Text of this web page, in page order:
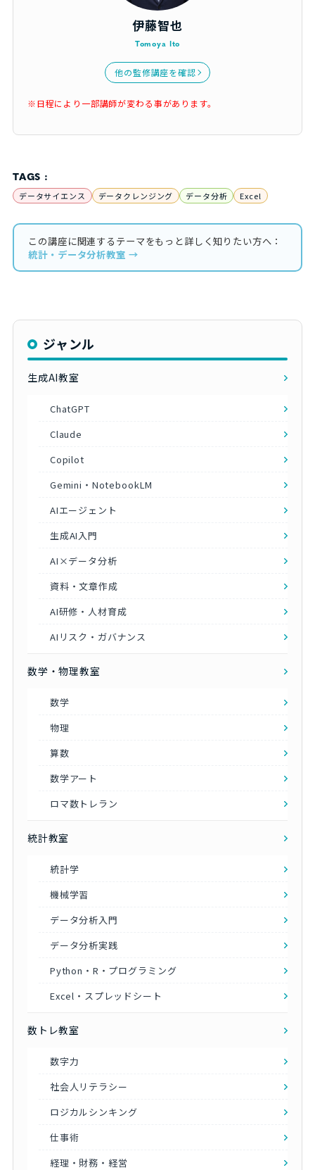
伊藤智也
Tomoya Ito
他の監修講座を確認
※日程により一部講師が変わる事があります。
TAGS :
データサイエンス データクレンジング データ分析 Excel
この講座に関連するテーマをもっと詳しく知りたい方へ：
統計・データ分析教室 →
ジャンル
生成AI教室
ChatGPT
Claude
Copilot
Gemini・NotebookLM
AIエージェント
生成AI入門
AI×データ分析
資料・文章作成
AI研修・人材育成
AIリスク・ガバナンス
数学・物理教室
数学
物理
算数
数学アート
ロマ数トレラン
統計教室
統計学
機械学習
データ分析入門
データ分析実践
Python・R・プログラミング
Excel・スプレッドシート
数トレ教室
数字力
社会人リテラシー
ロジカルシンキング
仕事術
経理・財務・経営